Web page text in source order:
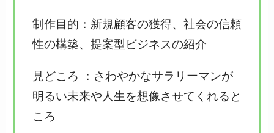
制作目的：新規顧客の獲得、社会の信頼
性の構築、提案型ビジネスの紹介
見どころ ：さわやかなサラリーマンが
明るい未来や人生を想像させてくれると
ころ